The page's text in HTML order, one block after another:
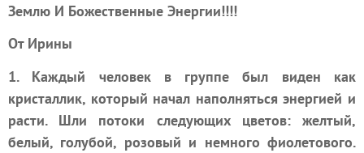
Землю И Божественные Энергии!!!!
От Ирины
1. Каждый человек в группе был виден как
кристаллик, который начал наполняться энергией и
расти. Шли потоки следующих цветов: желтый,
белый, голубой, розовый и немного фиолетового.